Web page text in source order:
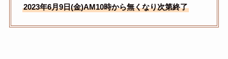
2023年6月9日(金)AM10時から無くなり次第終了